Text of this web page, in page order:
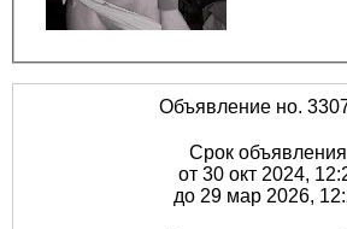
Объявление но.
Срок
от 30 окт 2024,
до 29 мар 2026,